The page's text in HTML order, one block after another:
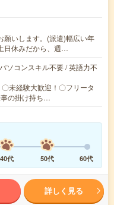
願いします。(派遣)幅広い年
日休みだから、週…
ソコンスキル不要 / 英語力不
未経験大歓迎！〇フリータ
の掛け持ち…
40代 50代 60代
詳しく見る